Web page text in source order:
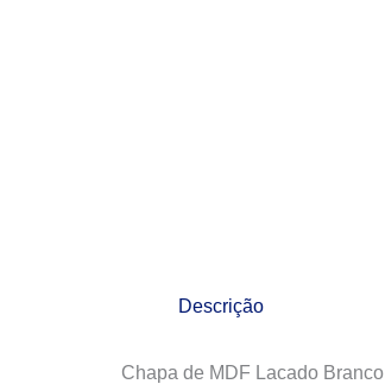
Descrição
Chapa de MDF Lacado Branco